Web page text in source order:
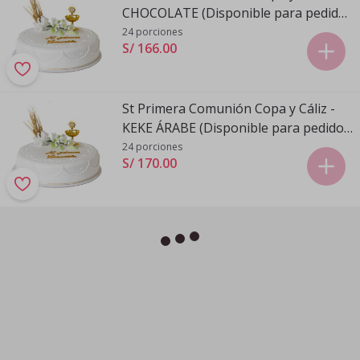
CHOCOLATE (Disponible para pedidos
realizados de Domingo a Viernes)
24 porciones
S/ 166.00
St Primera Comunión Copa y Cáliz -
KEKE ÁRABE (Disponible para pedidos
realizados de Domingo a Viernes)
24 porciones
S/ 170.00